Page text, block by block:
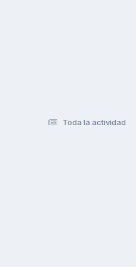
Toda la actividad